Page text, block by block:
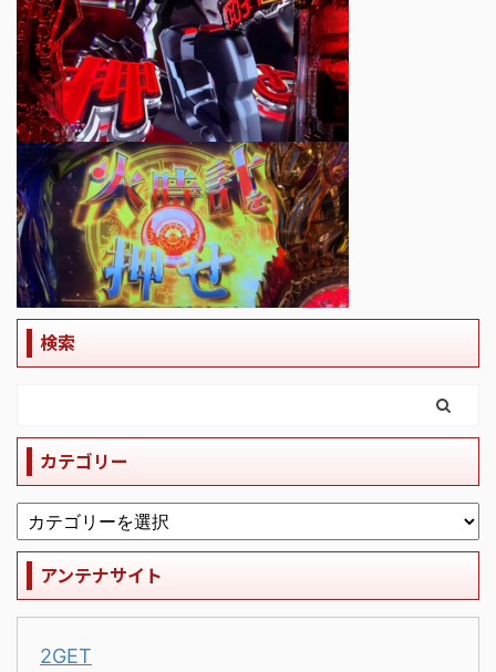
検索
カテゴリー
アンテナサイト
2GET